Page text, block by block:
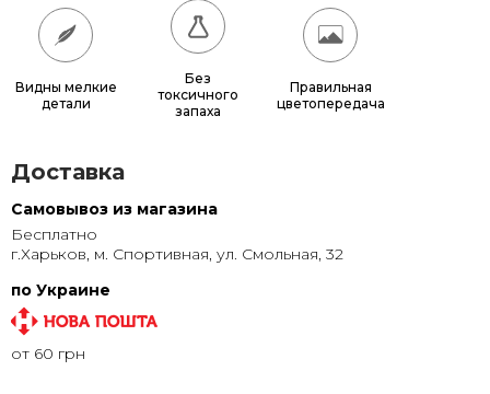
80x80 1 440 грн.
90x90 1 760 грн.
100x100
Видны мелкие
детали
Без
токсичного
запаха
Правильная
цветопередача
Доставка
Самовывоз из магазина
Бесплатно
г.Харьков, м. Спортивная, ул. Смольная, 32
по Украине
от 60 грн